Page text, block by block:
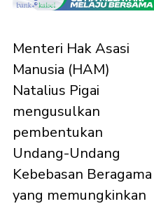
Menteri Hak Asasi
Manusia (HAM)
Natalius Pigai
mengusulkan
pembentukan
Undang-Undang
Kebebasan Beragama
yang memungkinkan